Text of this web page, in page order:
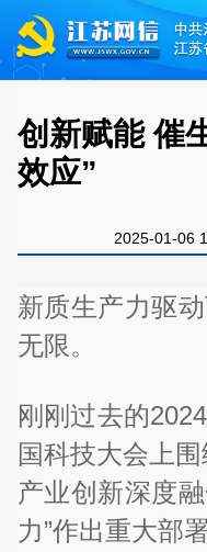
创新赋能 催
效应”
2025-01-06
新质生产力驱
无限。
刚刚过去的
国科技大会上
产业创新深度
力”作出重大部